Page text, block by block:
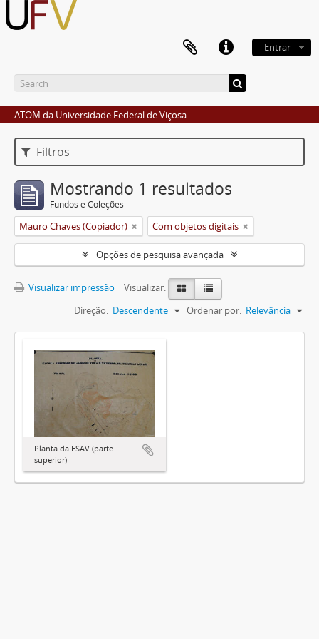
Entrar
ATOM da Universidade Federal de Viçosa
Filtros
Mostrando 1 resultados
Fundos e Coleções
Mauro Chaves (Copiador) Com objetos digitais
Opções de pesquisa avançada
Visualizar impressão
Visualizar:
Ordenar por: Relevância
Direção: Descendente
Planta da ESAV (parte
superior)